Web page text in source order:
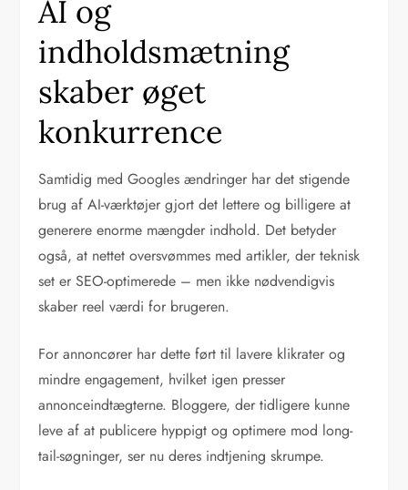
AI og
indholdsmætning
skaber øget
konkurrence
Samtidig med Googles ændringer har det stigende
brug af AI-værktøjer gjort det lettere og billigere at
generere enorme mængder indhold. Det betyder
også, at nettet oversvømmes med artikler, der teknisk
set er SEO-optimerede – men ikke nødvendigvis
skaber reel værdi for brugeren.
For annoncører har dette ført til lavere klikrater og
mindre engagement, hvilket igen presser
annonceindtægterne. Bloggere, der tidligere kunne
leve af at publicere hyppigt og optimere mod long-
tail-søgninger, ser nu deres indtjening skrumpe.